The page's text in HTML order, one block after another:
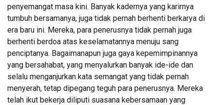
penyemangat masa kini. Banyak kadernya yang karirnya
tumbuh bersamanya, juga tidak pernah berhenti berkarya di
era baru ini. Mereka, para penerusnya tidak pernah juga
berhenti berdoa atas keselamatannya menuju sang
penciptanya. Bagaimanapun juga gaya kepemimpinannya
yang bersahabat, yang menyalurkan banyak ide-ide dan
selalu menganjurkan kata semangat yang tidak pernah
menyerah, tetap dipegang teguh para penerusnya. Mereka
telah ikut bekerja diliputi suasana kebersamaan yang